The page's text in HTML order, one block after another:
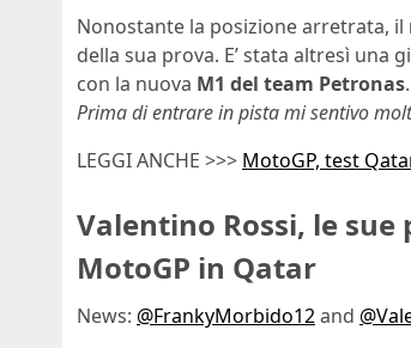
Nonostante la posizione arretrata, il
della sua prova. E’ stata altresì una
con la nuova M1 del team Petronas
Prima di entrare in pista mi sentivo
LEGGI ANCHE >>> MotoGP, test
Valentino Rossi, le
MotoGP in Qatar
News: @FrankyMorbido12and